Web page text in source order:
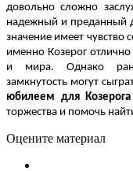
довольно сложно
надежный и преданный
значение имеет чувство
именно Козерог отлично
и мира. Однако
замкнутость могут
юбилеем для Козерога
торжества и помочь
Оцените материал